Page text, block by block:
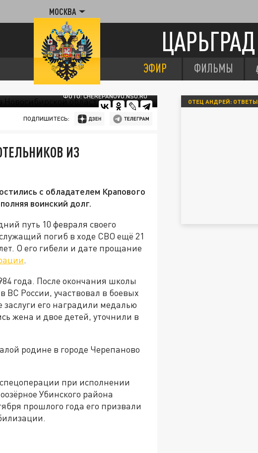
МОСКВА
ЦАРЬГРАД
ЭФИР ФИЛЬМЫ
ФОТО: CHEREPANOVO.NSO.RU
ПОДПИШИТЕСЬ:
ИЗ
с обладателем Крапового
воинский долг.
путь 10 февраля своего
погиб в ходе СВО ещё 21
О его гибели и дате прощание
.
года. После окончания школы
ВС России, участвовал в боевых
его наградили медалью
жена и двое детей, уточнили в
родине в городе Черепаново
при исполнении
Убинского района
прошлого года его призвали
ОТЕЦ АНДРЕЙ: ОТВЕТЫ